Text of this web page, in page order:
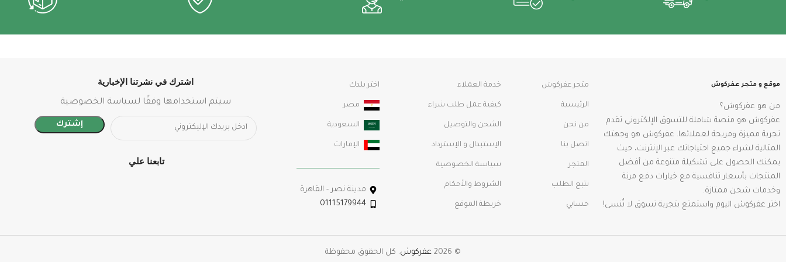
موقع و متجر عفركوش
من هو عفركوش؟
عفركوش هو منصة شاملة للتسوق الإلكتروني تقدم
تجربة مميزة ومريحة لعملائها. عفركوش هو وجهتك
المثالية لشراء جميع احتياجاتك عبر الإنترنت، حيث
يمكنك الحصول على تشكيلة متنوعة من أفضل
المنتجات بأسعار تنافسية مع خيارات دفع مرنة
وخدمات شحن ممتازة.
اختر عفركوش اليوم واستمتع بتجربة تسوق لا تُنسى!
متجر عفركوش
الرئيسية
من نحن
اتصل بنا
المتجر
تتبع الطلب
حسابي
خدمة العملاء
كيفية عمل طلب شراء
الشحن والتوصيل
الإستبدال و الإسترداد
سياسة الخصوصية
الشروط والأحكام
خريطة الموقع
اختر بلدك
مصر
السعودية
الإمارات
مدينة نصر - القاهرة
01115179944
اشترك في نشرتنا الإخبارية
سيتم استخدامها وفقًا لسياسة الخصوصية
تابعنا علي
© 2026 عفركوش. كل الحقوق محفوظة